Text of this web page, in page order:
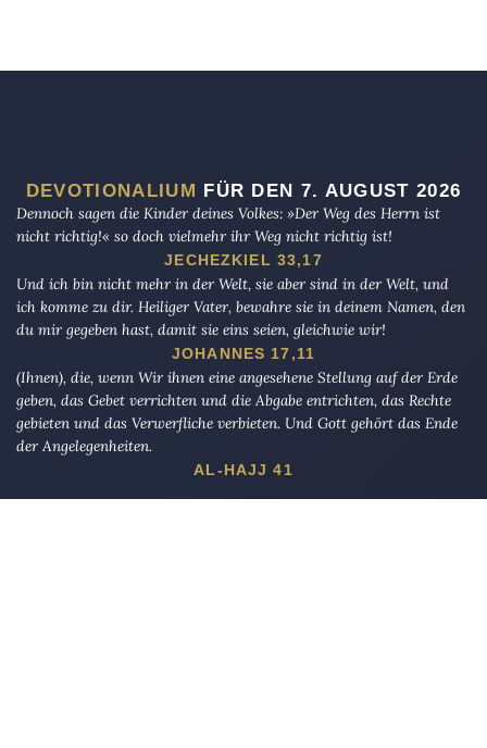
DEVOTIONALIUM
FÜR DEN 7. AUGUST 2026
Dennoch sagen die Kinder deines Volkes: »Der Weg des Herrn ist
nicht richtig!« so doch vielmehr ihr Weg nicht richtig ist!
JECHEZKIEL 33,17
Und ich bin nicht mehr in der Welt, sie aber sind in der Welt, und
ich komme zu dir. Heiliger Vater, bewahre sie in deinem Namen, den
du mir gegeben hast, damit sie eins seien, gleichwie wir!
JOHANNES 17,11
(Ihnen), die, wenn Wir ihnen eine angesehene Stellung auf der Erde
geben, das Gebet verrichten und die Abgabe entrichten, das Rechte
gebieten und das Verwerfliche verbieten. Und Gott gehört das Ende
der Angelegenheiten.
AL-HAJJ 41